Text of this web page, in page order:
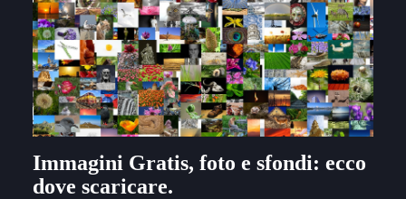
Immagini Gratis, foto e sfondi: ecco
dove scaricare.